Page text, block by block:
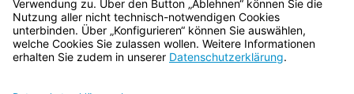
BayernPortal
Datenschutz
Impressum